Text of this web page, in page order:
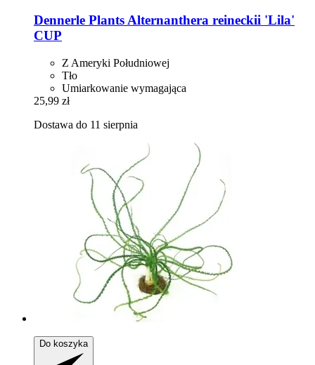
Dennerle PlantsAlternanthera reineckii 'Lila'
CUP
Z Ameryki Południowej
Tło
Umiarkowanie wymagająca
25,99 zł
Dostawa do 11 sierpnia
Do koszyka